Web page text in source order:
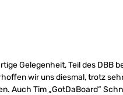
Gelegenheit, Teil des DBB
wir uns diesmal, trotz
Auch Tim „GotDaBoard“